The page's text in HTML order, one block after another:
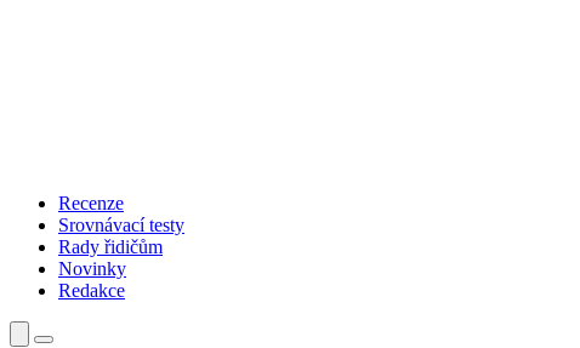
Recenze
Srovnávací testy
Rady řidičům
Novinky
Redakce